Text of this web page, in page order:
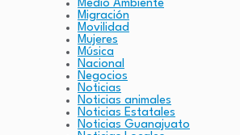
Medio Ambiente
Migración
Movilidad
Mujeres
Música
Nacional
Negocios
Noticias
Noticias animales
Noticias Estatales
Noticias Guanajuato